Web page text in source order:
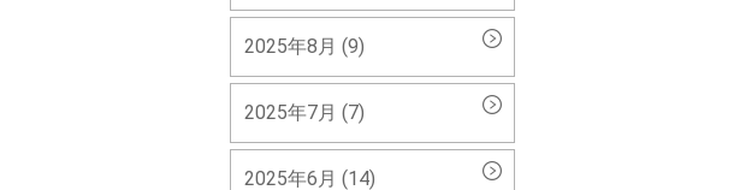
2025年8月 (9)
2025年7月 (7)
2025年6月 (14)